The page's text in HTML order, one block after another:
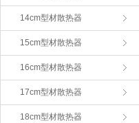
14cm型材散热器
15cm型材散热器
16cm型材散热器
17cm型材散热器
18cm型材散热器